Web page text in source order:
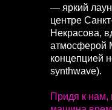
— яркий
центре
Некрасова,
атмосферой
концепцией
synthwave).
Придя к нам,